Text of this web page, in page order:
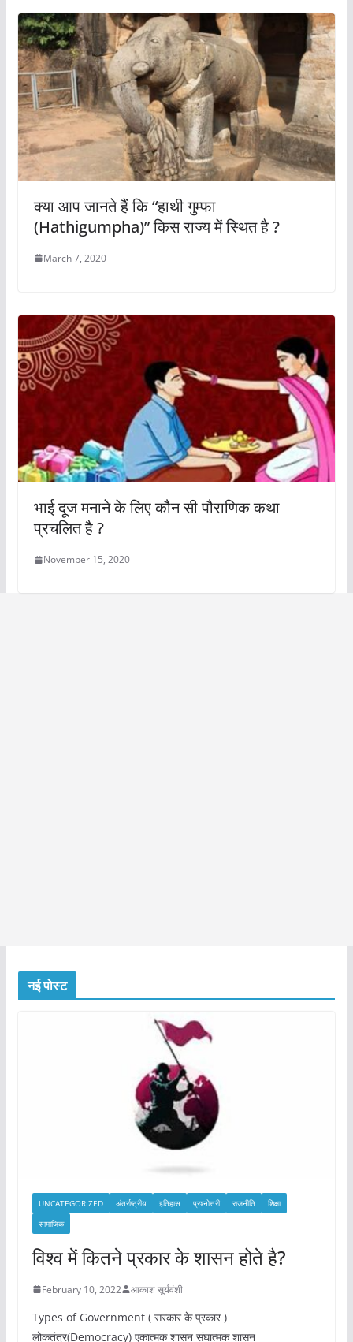
क्या आप जानते हैं कि “हाथी गुम्फा
(Hathigumpha)” किस राज्य में स्थित है ?
March 7, 2020
भाई दूज मनाने के लिए कौन सी पौराणिक कथा
प्रचलित है ?
November 15, 2020
नई पोस्ट
UNCATEGORIZED अंतर्राष्ट्रीय इतिहास प्रश्नोत्तरी राजनीति
शिक्षा
सामाजिक
विश्व में कितने प्रकार के शासन होते है?
February 10, 2022 आकाश सूर्यवंशी
Types of Government ( सरकार के प्रकार )
लोकतंत्र(Democracy) एकात्मक शासन संघात्मक शासन